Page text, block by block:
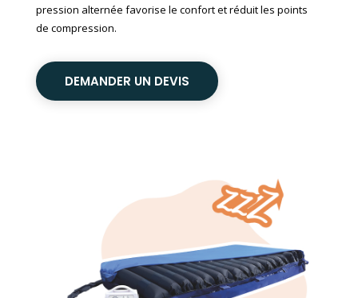
pression alternée favorise le confort et réduit les points
de compression.
DEMANDER UN DEVIS